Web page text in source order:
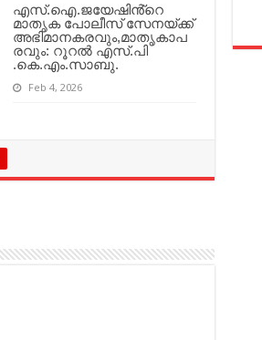
എസ്.ഐ.ജയേഷിൻ്റെ
മാതൃക പോലീസ് സേനയ്ക്ക്
അഭിമാനകരവും,മാതൃകാപ
രവും: റൂറൽ എസ്.പി
.കെ.എം.സാബു.
Feb 4, 2026